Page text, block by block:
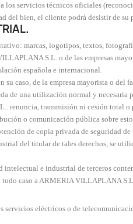
los servicios técnicos oficiales
del bien, el cliente podrá desistir de
marcas, logotipos, textos,
S.L. o de las empresas
española e internacional.
caso, de la empresa mayorista o del
de una utilización normal y necesaria
renuncia, transmisión ni cesión total
o comunicación pública sobre
de copia privada de seguridad
del titular de tales derechos, se
e industrial de terceros
caso a ARMERIA VILLAPLANA
eléctricos o de